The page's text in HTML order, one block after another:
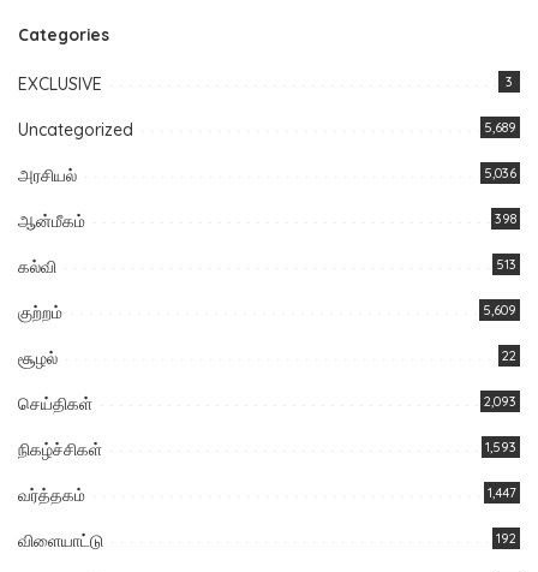
Categories
EXCLUSIVE 3
Uncategorized 5,689
அரசியல் 5,036
ஆன்மீகம் 398
கல்வி 513
குற்றம் 5,609
சூழல் 22
செய்திகள் 2,093
நிகழ்ச்சிகள் 1,593
வர்த்தகம் 1,447
விளையாட்டு 192